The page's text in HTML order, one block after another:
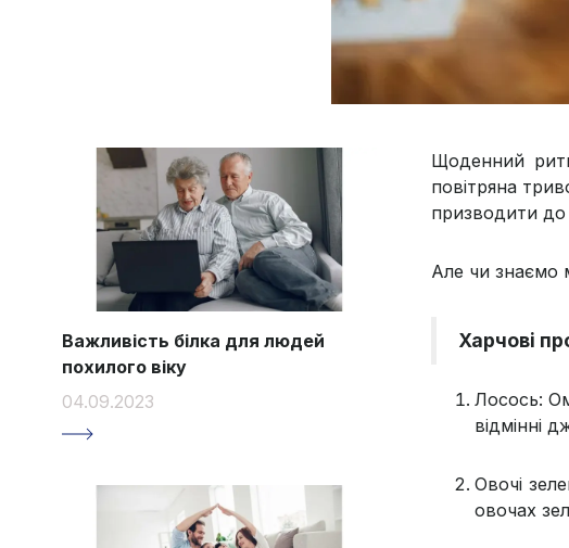
Важливість білка для людей
похилого віку
04.09.2023
Щоденний
повітряна
призводити до
Але чи знаємо
Харчові
Лосось:
відмінні
Овочі
овочах